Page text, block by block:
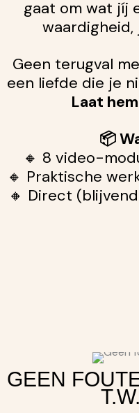
gaat om wat jíj
Geen terugval
een liefde die je
Laat
📦
🔸 8 video-
🔸 Praktische
🔸 Direct
GEEN